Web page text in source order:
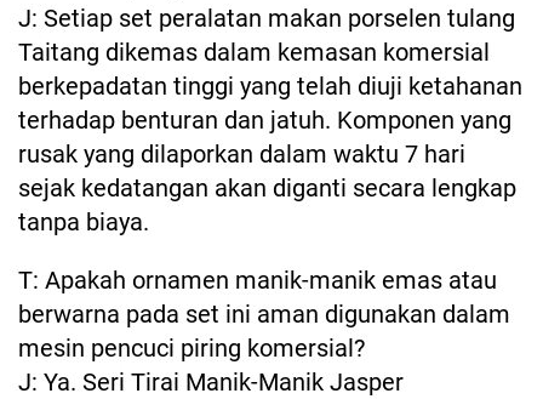
J: Setiap set peralatan makan porselen tulang
Taitang dikemas dalam kemasan komersial
berkepadatan tinggi yang telah diuji ketahanan
terhadap benturan dan jatuh. Komponen yang
rusak yang dilaporkan dalam waktu 7 hari
sejak kedatangan akan diganti secara lengkap
tanpa biaya.
T: Apakah ornamen manik-manik emas atau
berwarna pada set ini aman digunakan dalam
mesin pencuci piring komersial?
J: Ya. Seri Tirai Manik-Manik Jasper